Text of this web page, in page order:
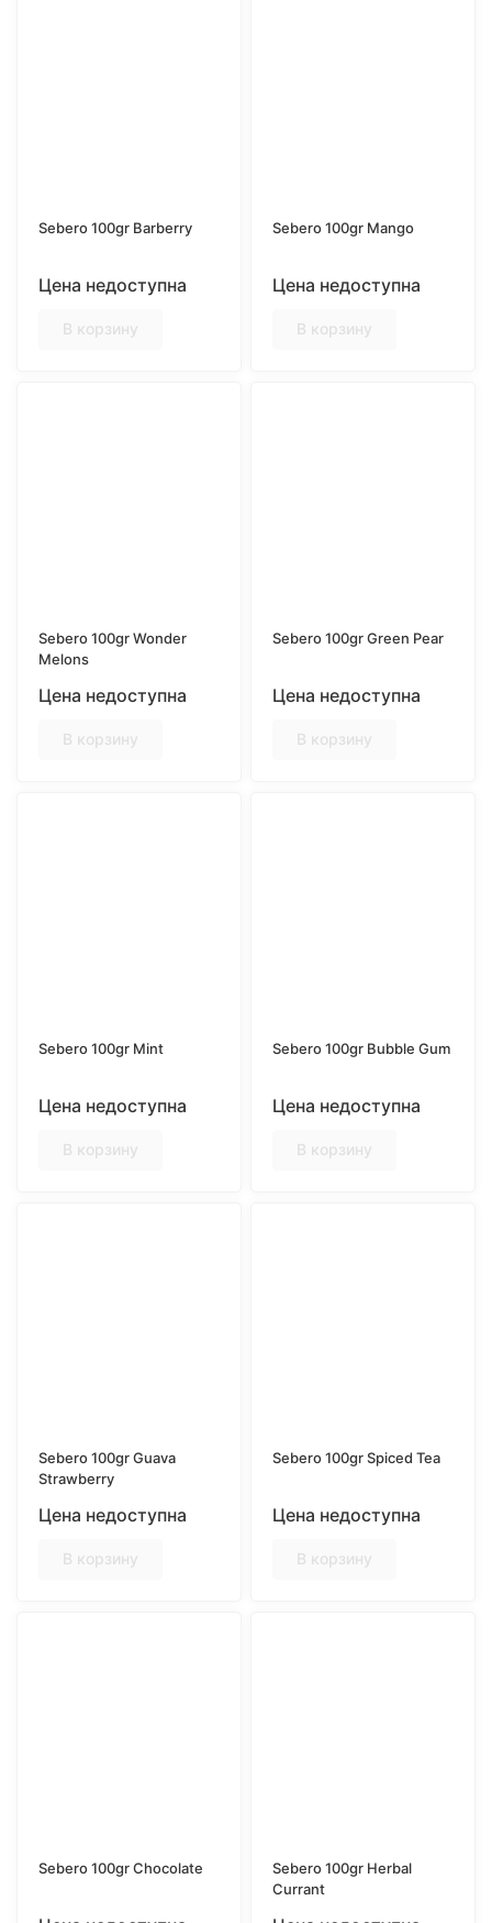
Sebero 100gr Barberry
Цена недоступна
В корзину
Sebero 100gr Mango
Цена недоступна
В корзину
Sebero 100gr Wonder
Melons
Цена недоступна
В корзину
Sebero 100gr Green Pear
Цена недоступна
В корзину
Sebero 100gr Mint
Цена недоступна
В корзину
Sebero 100gr Bubble Gum
Цена недоступна
В корзину
Sebero 100gr Guava
Strawberry
Цена недоступна
В корзину
Sebero 100gr Spiced Tea
Цена недоступна
В корзину
Sebero 100gr Chocolate
Sebero 100gr Herbal
Currant